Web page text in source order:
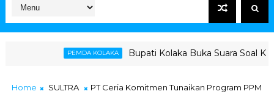
Bupati Kolaka Buka Suara Soal Ketegangan Jalur
Home SULTRA PT Ceria Komitmen Tunaikan Program PPM